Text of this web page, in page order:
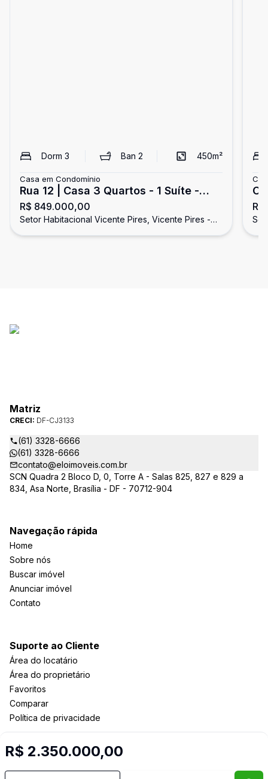
Dorm 3 Ban2 450m²
Casa em Condomínio
Rua 12 | Casa 3 Quartos - 1 Suíte -
Varanda | Vicente Pires
R$ 849.000,00
Setor Habitacional Vicente Pires, Vicente Pires -
R$ 2.350.000,00
Matriz
CRECI: DF-CJ3133
(61) 3328-6666
(61) 3328-6666
contato@eloimoveis.com.br
SCN Quadra 2 Bloco D, 0, Torre A - Salas 825, 827 e 829 a
834, Asa Norte, Brasília - DF - 70712-904
Navegação rápida
Home
Sobre nós
Buscar imóvel
Anunciar imóvel
Contato
Suporte ao Cliente
Área do locatário
Área do proprietário
Favoritos
Comparar
Política de privacidade
Selo de Tecnologia Loft